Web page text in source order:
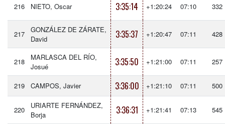
216 NIETO, Oscar 3:35:14 +1:20:24 07:10 332
217
GONZÁLEZ DE ZÁRATE,
David
3:35:37 +1:20:47 07:11 428
218
MARLASCA DEL RÍO,
Josué
3:35:50 +1:21:00 07:11 257
219 CAMPOS, Javier 3:36:00 +1:21:10 07:11 500
220
URIARTE FERNÁNDEZ,
Borja
3:36:31 +1:21:41 07:13 545